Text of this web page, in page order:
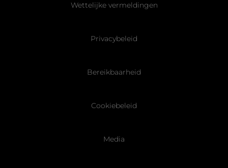
Wettelijke vermeldingen
Privacybeleid
Bereikbaarheid
Cookiebeleid
Media